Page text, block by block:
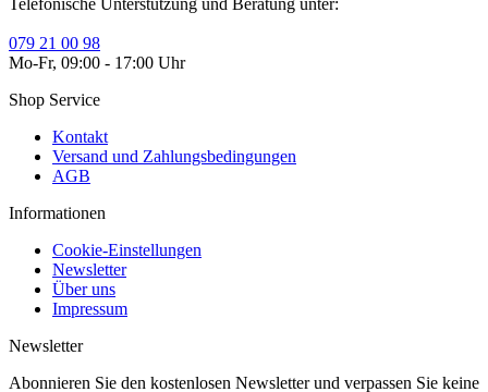
079 21 00 98
Mo-Fr, 09:00 - 17:00 Uhr
Shop Service
Kontakt
Versand und Zahlungsbedingungen
AGB
Informationen
Cookie-Einstellungen
Newsletter
Über uns
Impressum
Newsletter
Abonnieren Sie den kostenlosen Newsletter und verpassen Sie keine